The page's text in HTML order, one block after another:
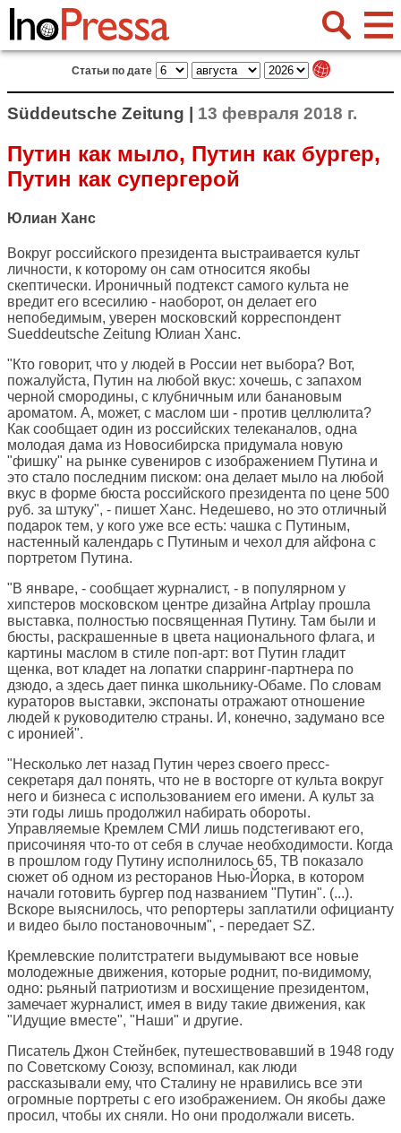
Статьи по дате
Süddeutsche Zeitung | 13 февраля 2018 г.
Путин как мыло, Путин как бургер,
Путин как супергерой
Юлиан Ханс
Вокруг российского президента выстраивается культ
личности, к которому он сам относится якобы
скептически. Ироничный подтекст самого культа не
вредит его всесилию - наоборот, он делает его
непобедимым, уверен московский корреспондент
Sueddeutsche Zeitung Юлиан Ханс.
"Кто говорит, что у людей в России нет выбора? Вот,
пожалуйста, Путин на любой вкус: хочешь, с запахом
черной смородины, с клубничным или банановым
ароматом. А, может, с маслом ши - против целлюлита?
Как сообщает один из российских телеканалов, одна
молодая дама из Новосибирска придумала новую
"фишку" на рынке сувениров с изображением Путина и
это стало последним писком: она делает мыло на любой
вкус в форме бюста российского президента по цене 500
руб. за штуку", - пишет Ханс. Недешево, но это отличный
подарок тем, у кого уже все есть: чашка с Путиным,
настенный календарь с Путиным и чехол для айфона с
портретом Путина.
"В январе, - сообщает журналист, - в популярном у
хипстеров московском центре дизайна Artplay прошла
выставка, полностью посвященная Путину. Там были и
бюсты, раскрашенные в цвета национального флага, и
картины маслом в стиле поп-арт: вот Путин гладит
щенка, вот кладет на лопатки спарринг-партнера по
дзюдо, а здесь дает пинка школьнику-Обаме. По словам
кураторов выставки, экспонаты отражают отношение
людей к руководителю страны. И, конечно, задумано все
с иронией".
"Несколько лет назад Путин через своего пресс-
секретаря дал понять, что не в восторге от культа вокруг
него и бизнеса с использованием его имени. А культ за
эти годы лишь продолжил набирать обороты.
Управляемые Кремлем СМИ лишь подстегивают его,
присочиняя что-то от себя в случае необходимости. Когда
в прошлом году Путину исполнилось 65, ТВ показало
сюжет об одном из ресторанов Нью-Йорка, в котором
начали готовить бургер под названием "Путин". (...).
Вскоре выяснилось, что репортеры заплатили официанту
и видео было постановочным", - передает SZ.
Кремлевские политстратеги выдумывают все новые
молодежные движения, которые роднит, по-видимому,
одно: рьяный патриотизм и восхищение президентом,
замечает журналист, имея в виду такие движения, как
"Идущие вместе", "Наши" и другие.
Писатель Джон Стейнбек, путешествовавший в 1948 году
по Советскому Союзу, вспоминал, как люди
рассказывали ему, что Сталину не нравились все эти
огромные портреты с его изображением. Он якобы даже
просил, чтобы их сняли. Но они продолжали висеть.